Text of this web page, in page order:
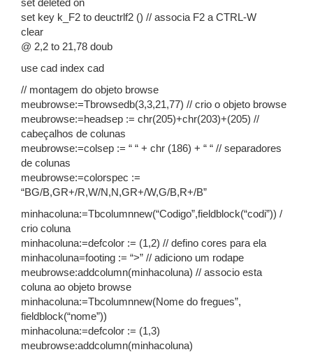
set deleted on
set key k_F2 to deuctrlf2 () // associa F2 a CTRL-W
clear
@ 2,2 to 21,78 doub
use cad index cad
// montagem do objeto browse
meubrowse:=Tbrowsedb(3,3,21,77) // crio o objeto browse
meubrowse:=headsep := chr(205)+chr(203)+(205) //
cabeçalhos de colunas
meubrowse:=colsep := “ “ + chr (186) + “ “ // separadores
de colunas
meubrowse:=colorspec :=
“BG/B,GR+/R,W/N,N,GR+/W,G/B,R+/B”
minhacoluna:=Tbcolumnnew(“Codigo”,fieldblock(“codi”)) /
crio coluna
minhacoluna:=defcolor := (1,2) // defino cores para ela
minhacoluna=footing := “>” // adiciono um rodape
meubrowse:addcolumn(minhacoluna) // associo esta
coluna ao objeto browse
minhacoluna:=Tbcolumnnew(Nome do fregues”,
fieldblock(“nome”))
minhacoluna:=defcolor := (1,3)
meubrowse:addcolumn(minhacoluna)